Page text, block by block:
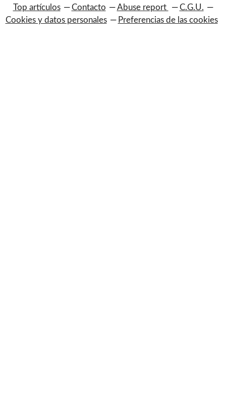
Top artículos
Contacto Abuse report
C.G.U.
Cookies y datos personales
Preferencias de las cookies